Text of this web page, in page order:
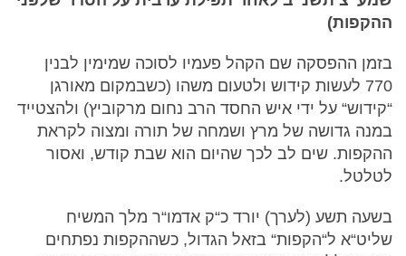
ההקפות)
בזמן ההפסקה שם הקהל פעמיו לסוכה שמימין לבנין
770 לעשות קידוש ולטעום משהו (כשבמקום מאורגן
“קידוש“ על ידי איש החסד הרב נחום מרקוביץ) ולהצטייד
במנה גדושה של מרץ ושמחה של תורה ומצוה לקראת
ההקפות. שים לב לכך שהיום הוא שבת קודש, ואסור
לטלטל.
בשעה תשע (לערך) יורד כ“ק אדמו“ר מלך המשיח
שליט“א ל“הקפות“ בזאל הגדול, כשההקפות נפתחים